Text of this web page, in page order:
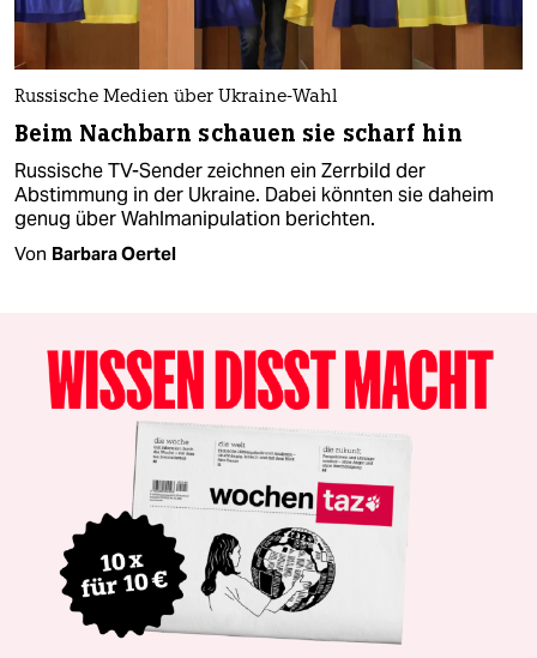
Russische Medien über Ukraine-Wahl
Beim Nachbarn schauen sie scharf hin
Russische TV-Sender zeichnen ein Zerrbild der
Abstimmung in der Ukraine. Dabei könnten sie daheim
genug über Wahlmanipulation berichten.
Von Barbara Oertel